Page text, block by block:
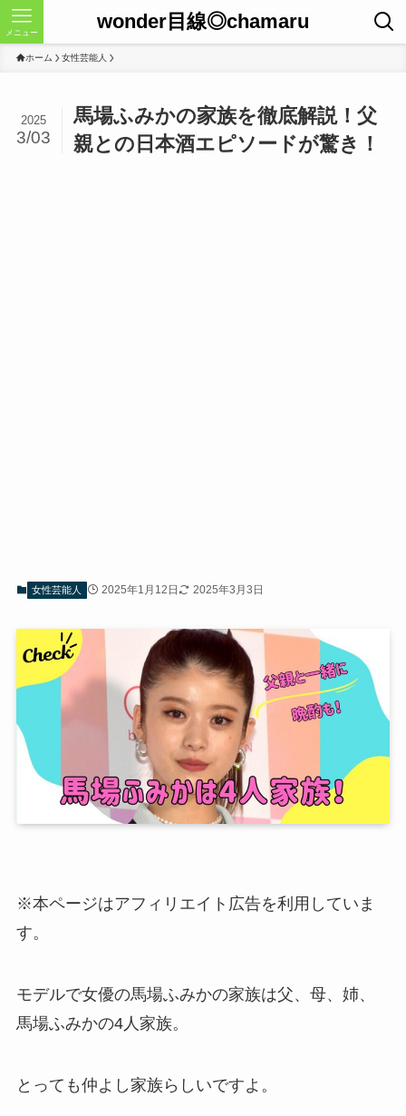
wonder目線◎chamaru
メニュー
ホーム 女性芸能人
馬場ふみかの家族を徹底解説！父
親との日本酒エピソードが驚き！
2025
3/03
女性芸能人 2025年1月12日 2025年3月3日
※本ページはアフィリエイト広告を利用していま
す。
モデルで女優の馬場ふみかの家族は父、母、姉、
馬場ふみかの4人家族。
とっても仲よし家族らしいですよ。